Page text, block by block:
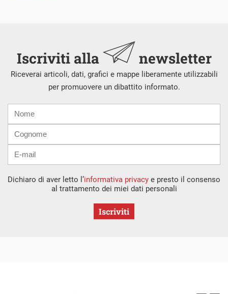
Iscriviti alla newsletter
Riceverai articoli, dati, grafici e mappe liberamente utilizzabili
per promuovere un dibattito informato.
mail
Dichiaro di aver letto l’informativa privacy e presto il consenso
al trattamento dei miei dati personali
Iscriviti